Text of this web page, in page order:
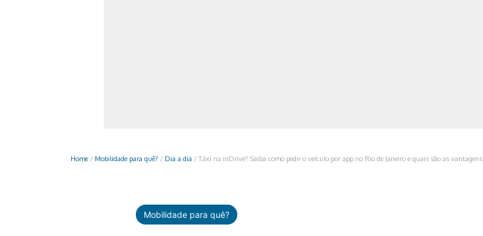
Scooter elétrica
Home / Mobilidade para quê? / Dia a dia /Táxi na inDrive? Saiba como pedir o veículo por app no Rio de Janeiro e quais são as vantagens
Mobilidade para quê?